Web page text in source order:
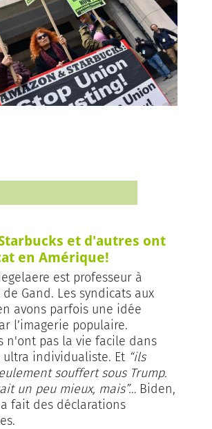
et d'autres ont
en Amérique!
est professeur à
de Gand. Les syndicats aux
avons parfois une idée
l’imagerie populaire.
n'ont pas la vie facile dans
ultra individualiste. Et “ils
souffert sous Trump.
un peu mieux, mais”… Biden,
fait des déclarations